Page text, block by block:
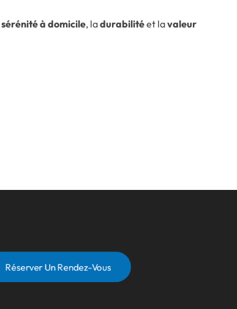
sérénité à domicile, ladurabilitéet lavaleur
Réserver Un Rendez-Vous